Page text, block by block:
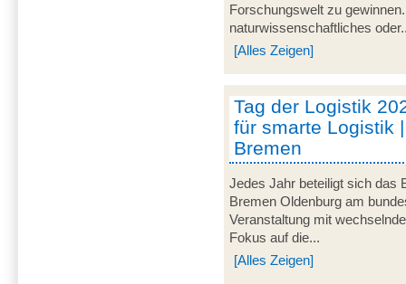
Forschungswelt zu
naturwissenschaftliches
[Alles Zeigen]
Tag der Logistik
für smarte Logistik
Bremen
Jedes Jahr beteiligt sich das
Bremen Oldenburg am
Veranstaltung mit
Fokus auf die...
[Alles Zeigen]